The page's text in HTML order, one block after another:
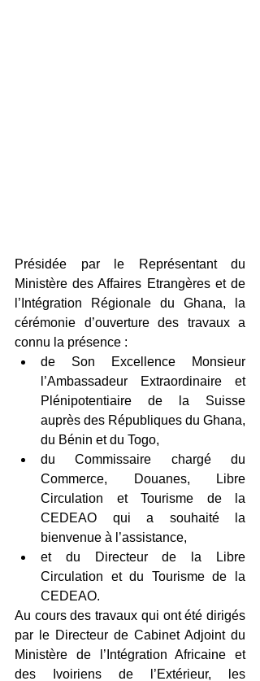
Présidée par le Représentant du
Ministère des Affaires Etrangères et de
l’Intégration Régionale du Ghana, la
cérémonie d’ouverture des travaux a
connu la présence :
de Son Excellence Monsieur
l’Ambassadeur Extraordinaire et
Plénipotentiaire de la Suisse
auprès des Républiques du Ghana,
du Bénin et du Togo,
du Commissaire chargé du
Commerce, Douanes, Libre
Circulation et Tourisme de la
CEDEAO qui a souhaité la
bienvenue à l’assistance,
et du Directeur de la Libre
Circulation et du Tourisme de la
CEDEAO.
Au cours des travaux qui ont été dirigés
par le Directeur de Cabinet Adjoint du
Ministère de l’Intégration Africaine et
des Ivoiriens de l’Extérieur, les